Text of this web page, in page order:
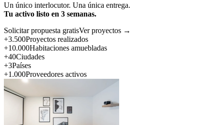
Un único interlocutor. Una única entrega.
Tu activo listo en 3 semanas.
Solicitar propuesta gratisVer proyectos →
+3.500Proyectos realizados
+10.000Habitaciones amuebladas
+40Ciudades
+3Países
+1.000Proveedores activos